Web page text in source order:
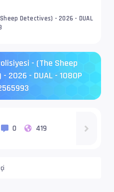
Detectives) - 2026 - DUAL
- (The Sheep
2026 - DUAL - 1080P
0 419